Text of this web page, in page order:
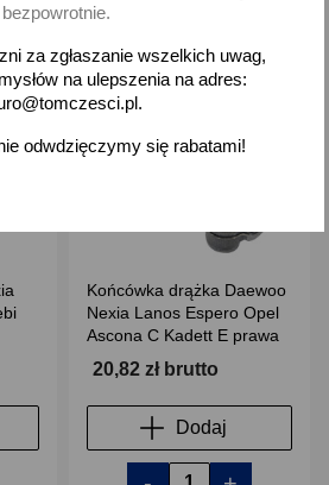
favorite_border
Końcówka drążka Daewoo
Nexia Lanos Espero Opel
Ascona C Kadett E prawa
20,82 zł brutto
Dodaj
favorite_border
bezpowrotnie.
za zgłaszanie wszelkich uwag,
na ulepszenia na adres:
odwdzięczymy się rabatami!